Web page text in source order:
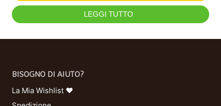
LEGGI TUTTO
BISOGNO DI AIUTO?
La Mia Wishlist ❤